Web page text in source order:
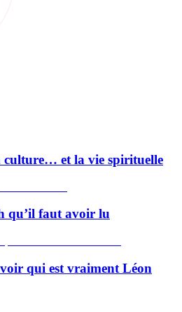
culture… et la vie spirituelle
qu’il faut avoir lu
qui est vraiment Léon